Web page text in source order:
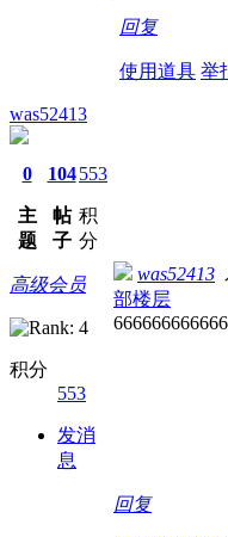
回复
使用道具 举
was52413
0
主
题
104
帖
子
553
积
分
高级会员
积分
553
发消
息
was52413
部楼层
回复